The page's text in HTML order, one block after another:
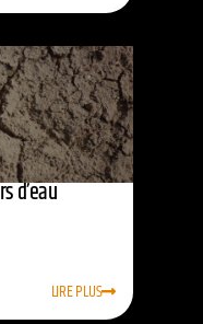
d’eau
LIRE PLUS